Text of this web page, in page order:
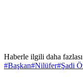
Haberle ilgili daha fazlası
#Başkan#Nilüfer#Şadi